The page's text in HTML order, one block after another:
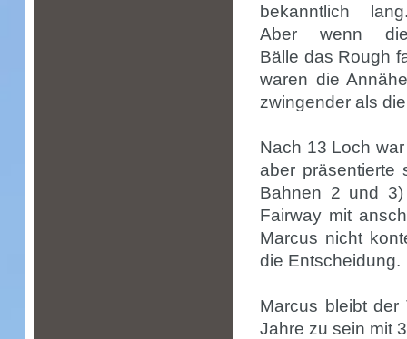
bekanntlich
Aber wenn
Bälle das Rough
waren die
zwingender als
Nach 13 Loch
aber
Bahnen 2 und
Fairway mit
Marcus nicht
die Entscheidung.
Marcus bleibt der
Jahre zu sein mit